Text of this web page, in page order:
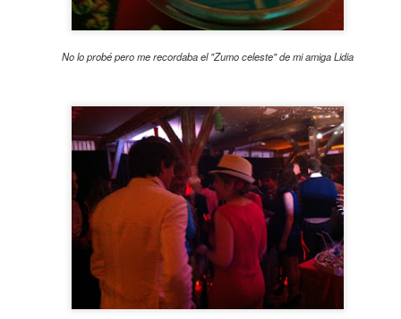
No lo probé pero me recordaba el "Zumo celeste" de mi amiga Lidia
etapa. El posbolonio en la bolsa ya es historia.
Foto de Mónica Aranegui
estaba cenando con mi amiga Mónica, bueno realmente ya
a sentirme muy revuelta, y salí a tomar aire, lo que recuerdo
los oídos y pensé que me iba a desmayar, recuerdo después
y me desperté desorientada pero muy feliz, más aun al ver a